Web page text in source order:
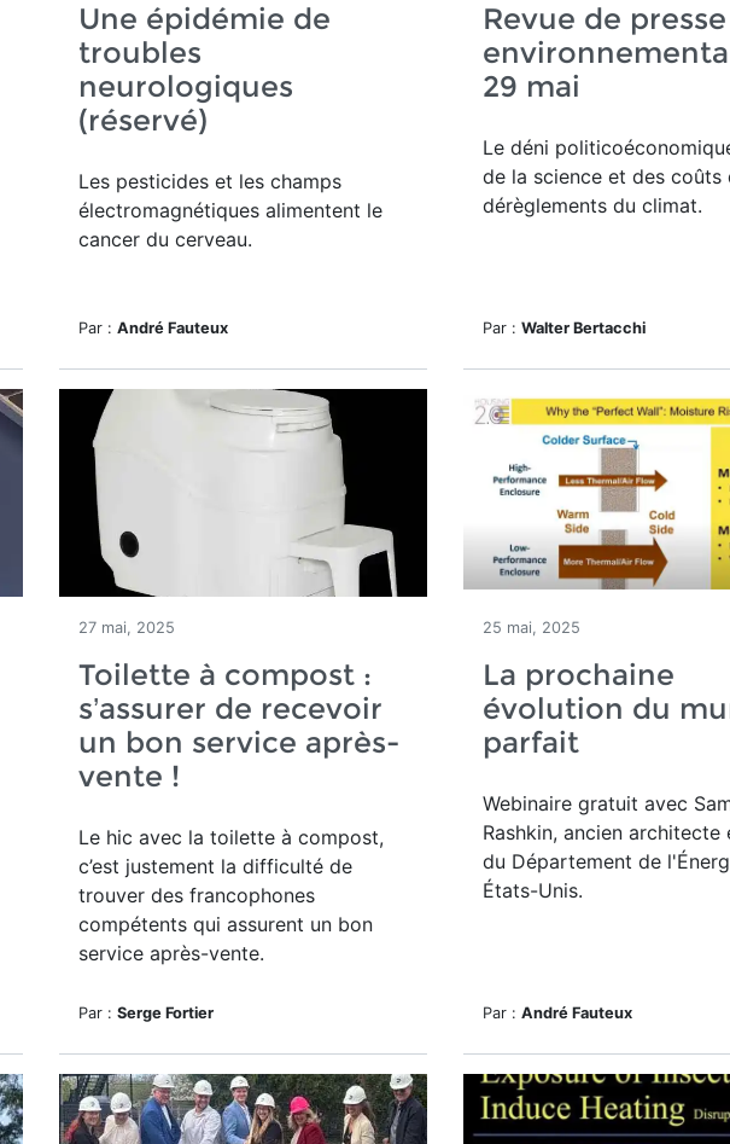
Une épidémie de
troubles
neurologiques
(réservé)
Les pesticides et les champs
électromagnétiques alimentent le
cancer du cerveau.
Par : André Fauteux
Revue de presse
29 mai
Le déni
de la science et des coûts
dérèglements du climat.
Par : Walter Bertacchi
27 mai, 2025
Toilette à compost :
s’assurer de recevoir
un bon service après-
vente !
Le hic avec la toilette à compost,
c’est justement la difficulté de
trouver des francophones
compétents qui assurent un bon
service après-vente.
Par : Serge Fortier
25 mai, 2025
La prochaine
évolution du
parfait
Webinaire gratuit avec
Rashkin, ancien architecte
du Département de
États-Unis.
Par : André Fauteux